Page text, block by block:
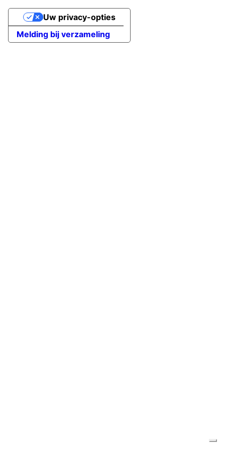
Melding bij verzameling
Uw privacy-opties